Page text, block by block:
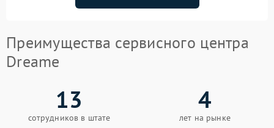
Преимущества сервисного центра
Dreame
13
сотрудников в штате
4
лет на рынке